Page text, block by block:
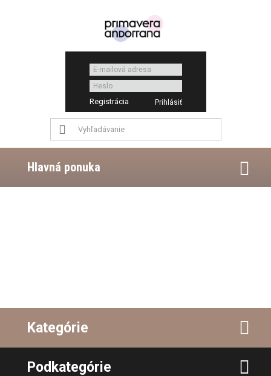
Registrácia
Hlavná ponuka
Kategórie
Podkategórie